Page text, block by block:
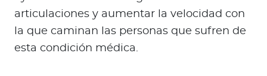
articulaciones y aumentar la velocidad con
la que caminan las personas que sufren de
esta condición médica.